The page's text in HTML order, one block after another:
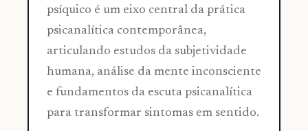
psíquico é um eixo central da prática
psicanalítica contemporânea,
articulando estudos da subjetividade
humana, análise da mente inconsciente
e fundamentos da escuta psicanalítica
para transformar sintomas em sentido.